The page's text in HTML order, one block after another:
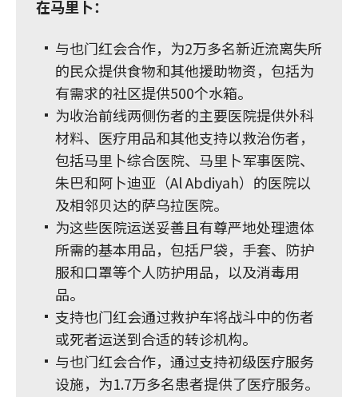
在马里卜：
与也门红会合作，为2万多名新近流离失所
的民众提供食物和其他援助物资，包括为
有需求的社区提供500个水箱。
为收治前线两侧伤者的主要医院提供外科
材料、医疗用品和其他支持以救治伤者，
包括马里卜综合医院、马里卜军事医院、
朱巴和阿卜迪亚（Al Abdiyah）的医院以
及相邻贝达的萨乌拉医院。
为这些医院运送妥善且有尊严地处理遗体
所需的基本用品，包括尸袋，手套、防护
服和口罩等个人防护用品，以及消毒用
品。
支持也门红会通过救护车将战斗中的伤者
或死者运送到合适的转诊机构。
与也门红会合作，通过支持初级医疗服务
设施，为1.7万多名患者提供了医疗服务。